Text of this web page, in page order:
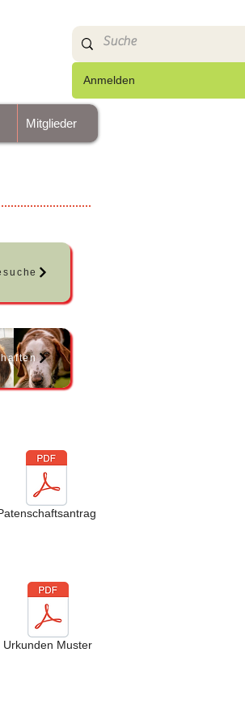
Anmelden
Mitglieder
Urkunden Muster